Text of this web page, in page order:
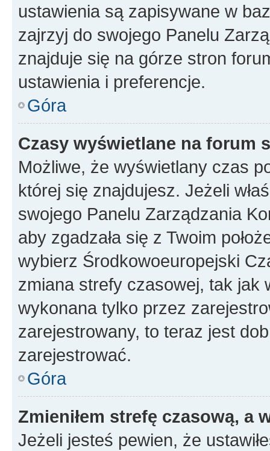
ustawienia są zapisywane w
zajrzyj do swojego Panelu
znajduje się na górze stron
ustawienia i preferencje.
Góra
Czasy wyświetlane na forum
Możliwe, że wyświetlany czas
której się znajdujesz. Jeżeli
swojego Panelu Zarządzania
aby zgadzała się z Twoim
wybierz Środkowoeuropejski
zmiana strefy czasowej, tak jak
wykonana tylko przez
zarejestrowany, to teraz jest
zarejestrować.
Góra
Zmieniłem strefę czasową, a
Jeżeli jesteś pewien, że